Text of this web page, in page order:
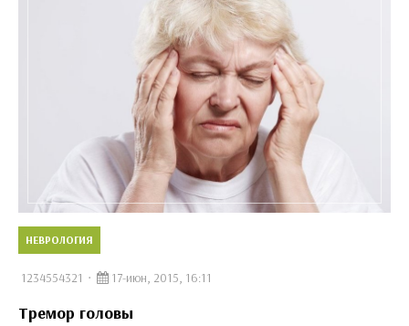
НЕВРОЛОГИЯ
1234554321 17-июн, 2015, 16:11
Тремор головы